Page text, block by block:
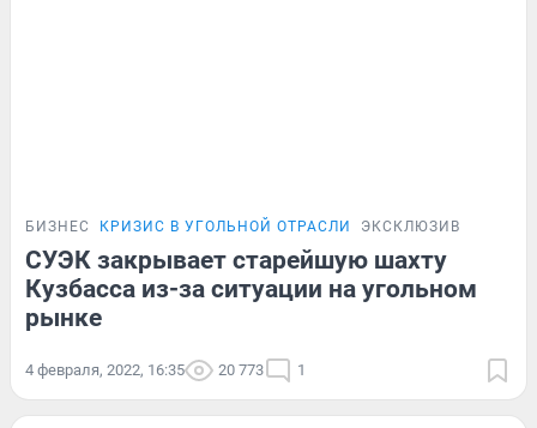
БИЗНЕС КРИЗИС В УГОЛЬНОЙ ОТРАСЛИ ЭКСКЛЮЗИВ
СУЭК закрывает старейшую шахту
Кузбасса из-за ситуации на угольном
рынке
4 февраля, 2022, 16:35 20 773 1